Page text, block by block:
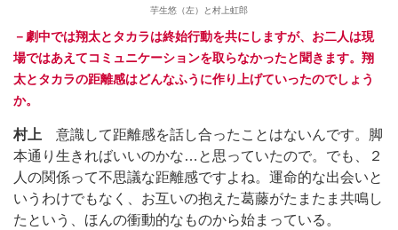
芋生悠（左）と村上虹郎
－劇中では翔太とタカラは終始行動を共にしますが、お二人は現
場ではあえてコミュニケーションを取らなかったと聞きます。翔
太とタカラの距離感はどんなふうに作り上げていったのでしょう
か。
村上 意識して距離感を話し合ったことはないんです。脚
本通り生きればいいのかな…と思っていたので。でも、２
人の関係って不思議な距離感ですよね。運命的な出会いと
いうわけでもなく、お互いの抱えた葛藤がたまたま共鳴し
たという、ほんの衝動的なものから始まっている。